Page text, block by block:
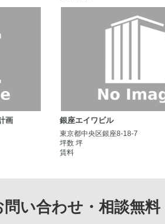
画 銀座エイワビル
東京都中央区銀座8-18-7
坪数 坪
賃料
い合わせ・相談無料